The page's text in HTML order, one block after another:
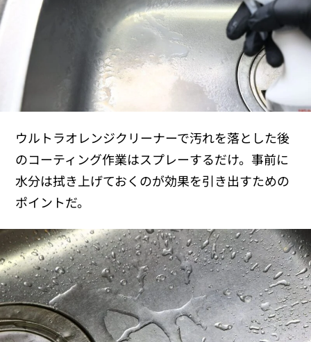
ウルトラオレンジクリーナーで汚れを落とした後
のコーティング作業はスプレーするだけ。事前に
水分は拭き上げておくのが効果を引き出すための
ポイントだ。